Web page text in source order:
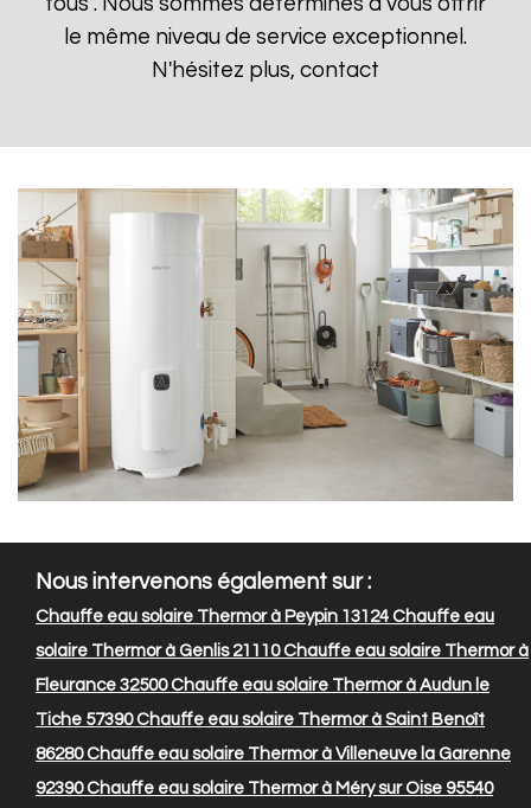
le même niveau de service exceptionnel.
N'hésitez plus, contact
Nous intervenons également sur :
Chauffe eau solaire Thermor à Peypin 13124 Chauffe eau
solaire Thermor à Genlis 21110Chauffe eau solaire Thermor à
Fleurance 32500Chauffe eau solaire Thermor à Audun le
Tiche 57390Chauffe eau solaire Thermor à Saint Benoît
86280Chauffe eau solaire Thermor à Villeneuve la Garenne
92390Chauffe eau solaire Thermor à Méry sur Oise 95540